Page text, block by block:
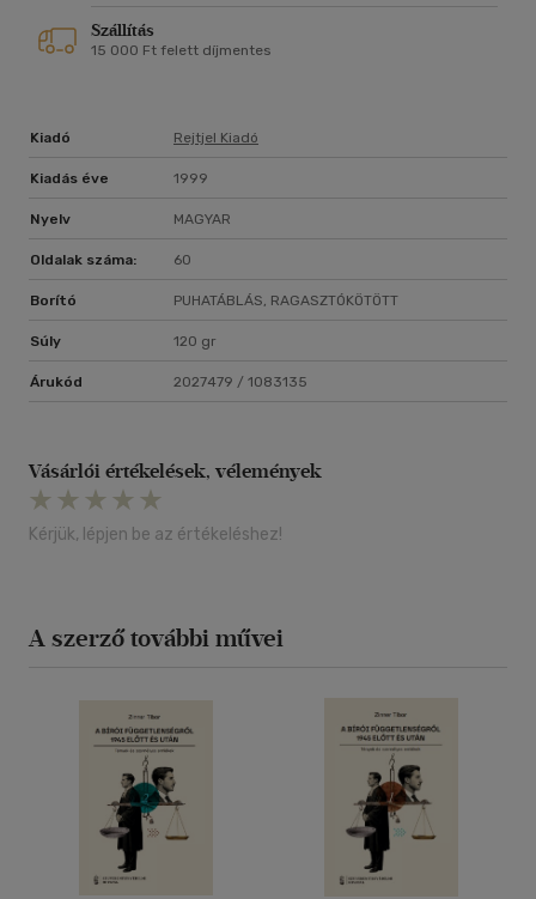
Szállítás
15 000 Ft felett díjmentes
Kiadó Rejtjel Kiadó
Kiadás éve 1999
Nyelv MAGYAR
Oldalak száma: 60
Borító PUHATÁBLÁS, RAGASZTÓKÖTÖTT
Súly 120 gr
Árukód 2027479 / 1083135
Vásárlói értékelések, vélemények
Kérjük, lépjen be az értékeléshez!
A szerző további művei